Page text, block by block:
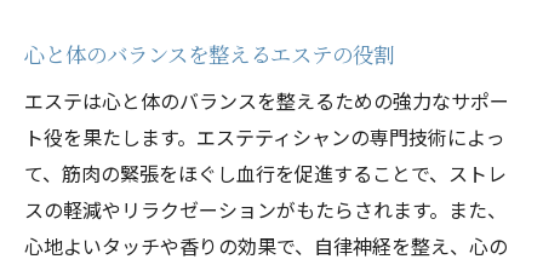
エステのトリートメントで心と肌を同時に癒す
エステのトリートメントがもたらす心の安
らぎ
肌と心を同時に癒すエステの施術法
エステティシャンの技術で肌も心もリフレ
ッシュ
心と体のバランスを整えるエステの役割
エステは心と体のバランスを整えるための強力なサポー
ト役を果たします。エステティシャンの専門技術によっ
て、筋肉の緊張をほぐし血行を促進することで、ストレ
スの軽減やリラクゼーションがもたらされます。また、
心地よいタッチや香りの効果で、自律神経を整え、心の